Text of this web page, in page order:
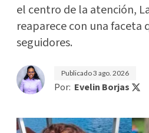
el centro de la atención,
reaparece con una faceta
seguidores.
Publicado3 ago. 2026
Por: Evelin Borjas